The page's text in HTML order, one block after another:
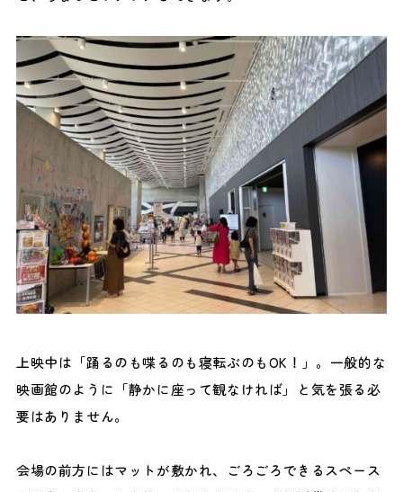
上映中は「踊るのも喋るのも寝転ぶのもOK！」。一般的な
映画館のように「静かに座って観なければ」と気を張る必
要はありません。
会場の前方にはマットが敷かれ、ごろごろできるスペース